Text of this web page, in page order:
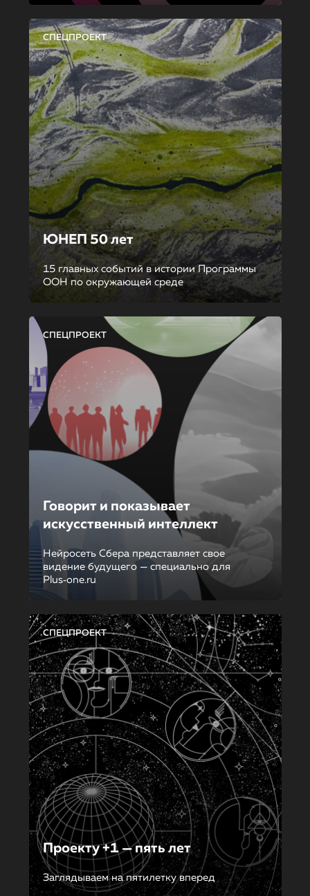
СПЕЦПРОЕКТ
ЮНЕП 50 лет
15 главных событий в истории Программы
ООН по окружающей среде
СПЕЦПРОЕКТ
Говорит и показывает
искусственный интеллект
Нейросеть Сбера представляет свое
видение будущего — специально для
Plus‑one.ru
СПЕЦПРОЕКТ
Проекту +1 — пять лет
Заглядываем на пятилетку вперед